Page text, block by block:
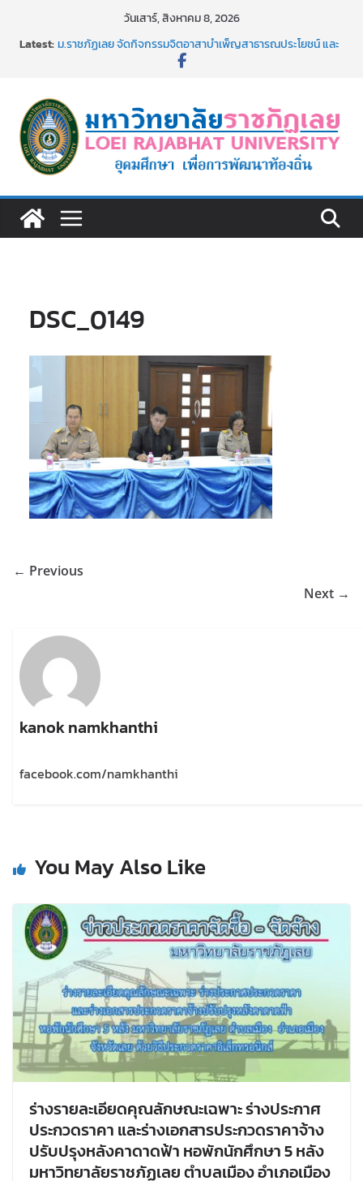
วันเสาร์, สิงหาคม 8, 2026
Latest:ม.ราชภัฏเลย จัดกิจกรรมจิตอาสาบำเพ็ญสาธารณประโยชน์ และ
เงินรายได้
ม.ราชภัฏเลย จัดมหกรรมวิชาการ เปิดบ้าน LRU ครั้งที่ 4 เปิดให้
นักเรียนมัธยมปลายค้นหาสาขาวิชาในฝัน สู่อนาคตที่ใช่
อธิการบดี มรภ.เลย ร่วมประชุมชี้แจงกับคณะอนุกรรมาธิการ
ประจำปีงบประมาณ พ.ศ. 2570
๑,๙๗๒ ชุด โดยวิธีเฉพาะเจาะจง
DSC_0149
← Previous
Next →
kanok namkhanthi
facebook.com/namkhanthi
You May Also Like
ร่างรายละเอียดคุณลักษณะเฉพาะ ร่างประกาศ
ประกวดราคา และร่างเอกสารประกวดราคาจ้าง
ปรับปรุงหลังคาดาดฟ้า หอพักนักศึกษา 5 หลัง
มหาวิทยาลัยราชภัฏเลย ตำบลเมือง อำเภอเมือง